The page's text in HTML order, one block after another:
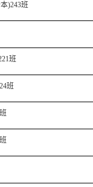
)243班
班
班